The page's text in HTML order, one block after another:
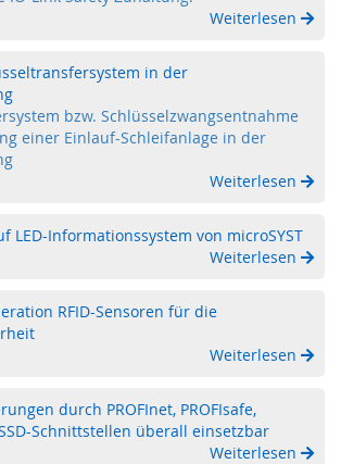
Weiterlesen
in der
bzw. Schlüsselzwangsentnahme
einer Einlauf-Schleifanlage in der
Weiterlesen
LED-Informationssystem von microSYST
Weiterlesen
RFID-Sensoren für die
Weiterlesen
durch PROFInet, PROFIsafe,
Schnittstellen überall einsetzbar
Weiterlesen